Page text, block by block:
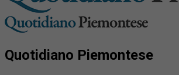
Quotidiano Piemontese